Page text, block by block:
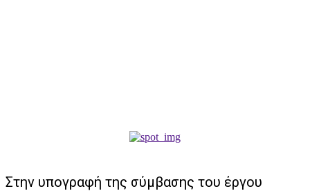
Στην υπογραφή της σύμβασης του έργου